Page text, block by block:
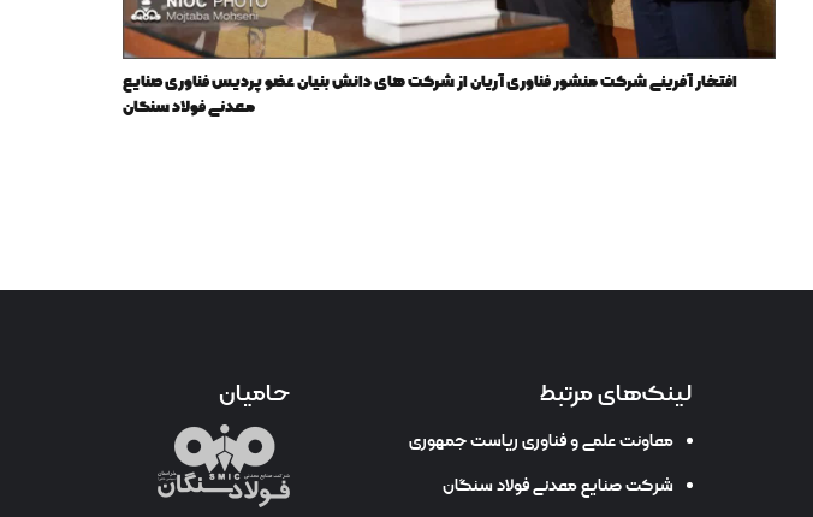
افتخار آفرینی شرکت منشور فناوری آریان از شرکت های دانش بنیان عضو پردیس فناوری صنایع
معدنی فولاد سنگان
حامیان لینک‌های مرتبط
معاونت علمی و فناوری ریاست جمهوری
شرکت صنایع معدنی فولاد سنگان